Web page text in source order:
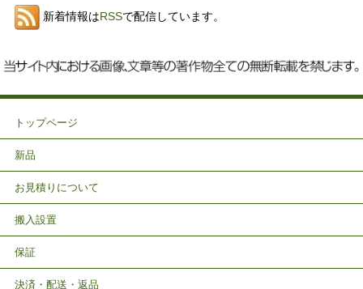
新着情報はRSSで配信しています。
トップページ
新品
お見積りについて
搬入設置
保証
決済・配送・返品